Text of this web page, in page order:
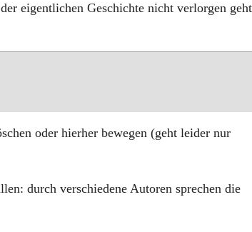
eigentlichen Geschichte nicht verlorgen
oder hierher bewegen (geht leider nur
durch verschiedene Autoren sprechen die